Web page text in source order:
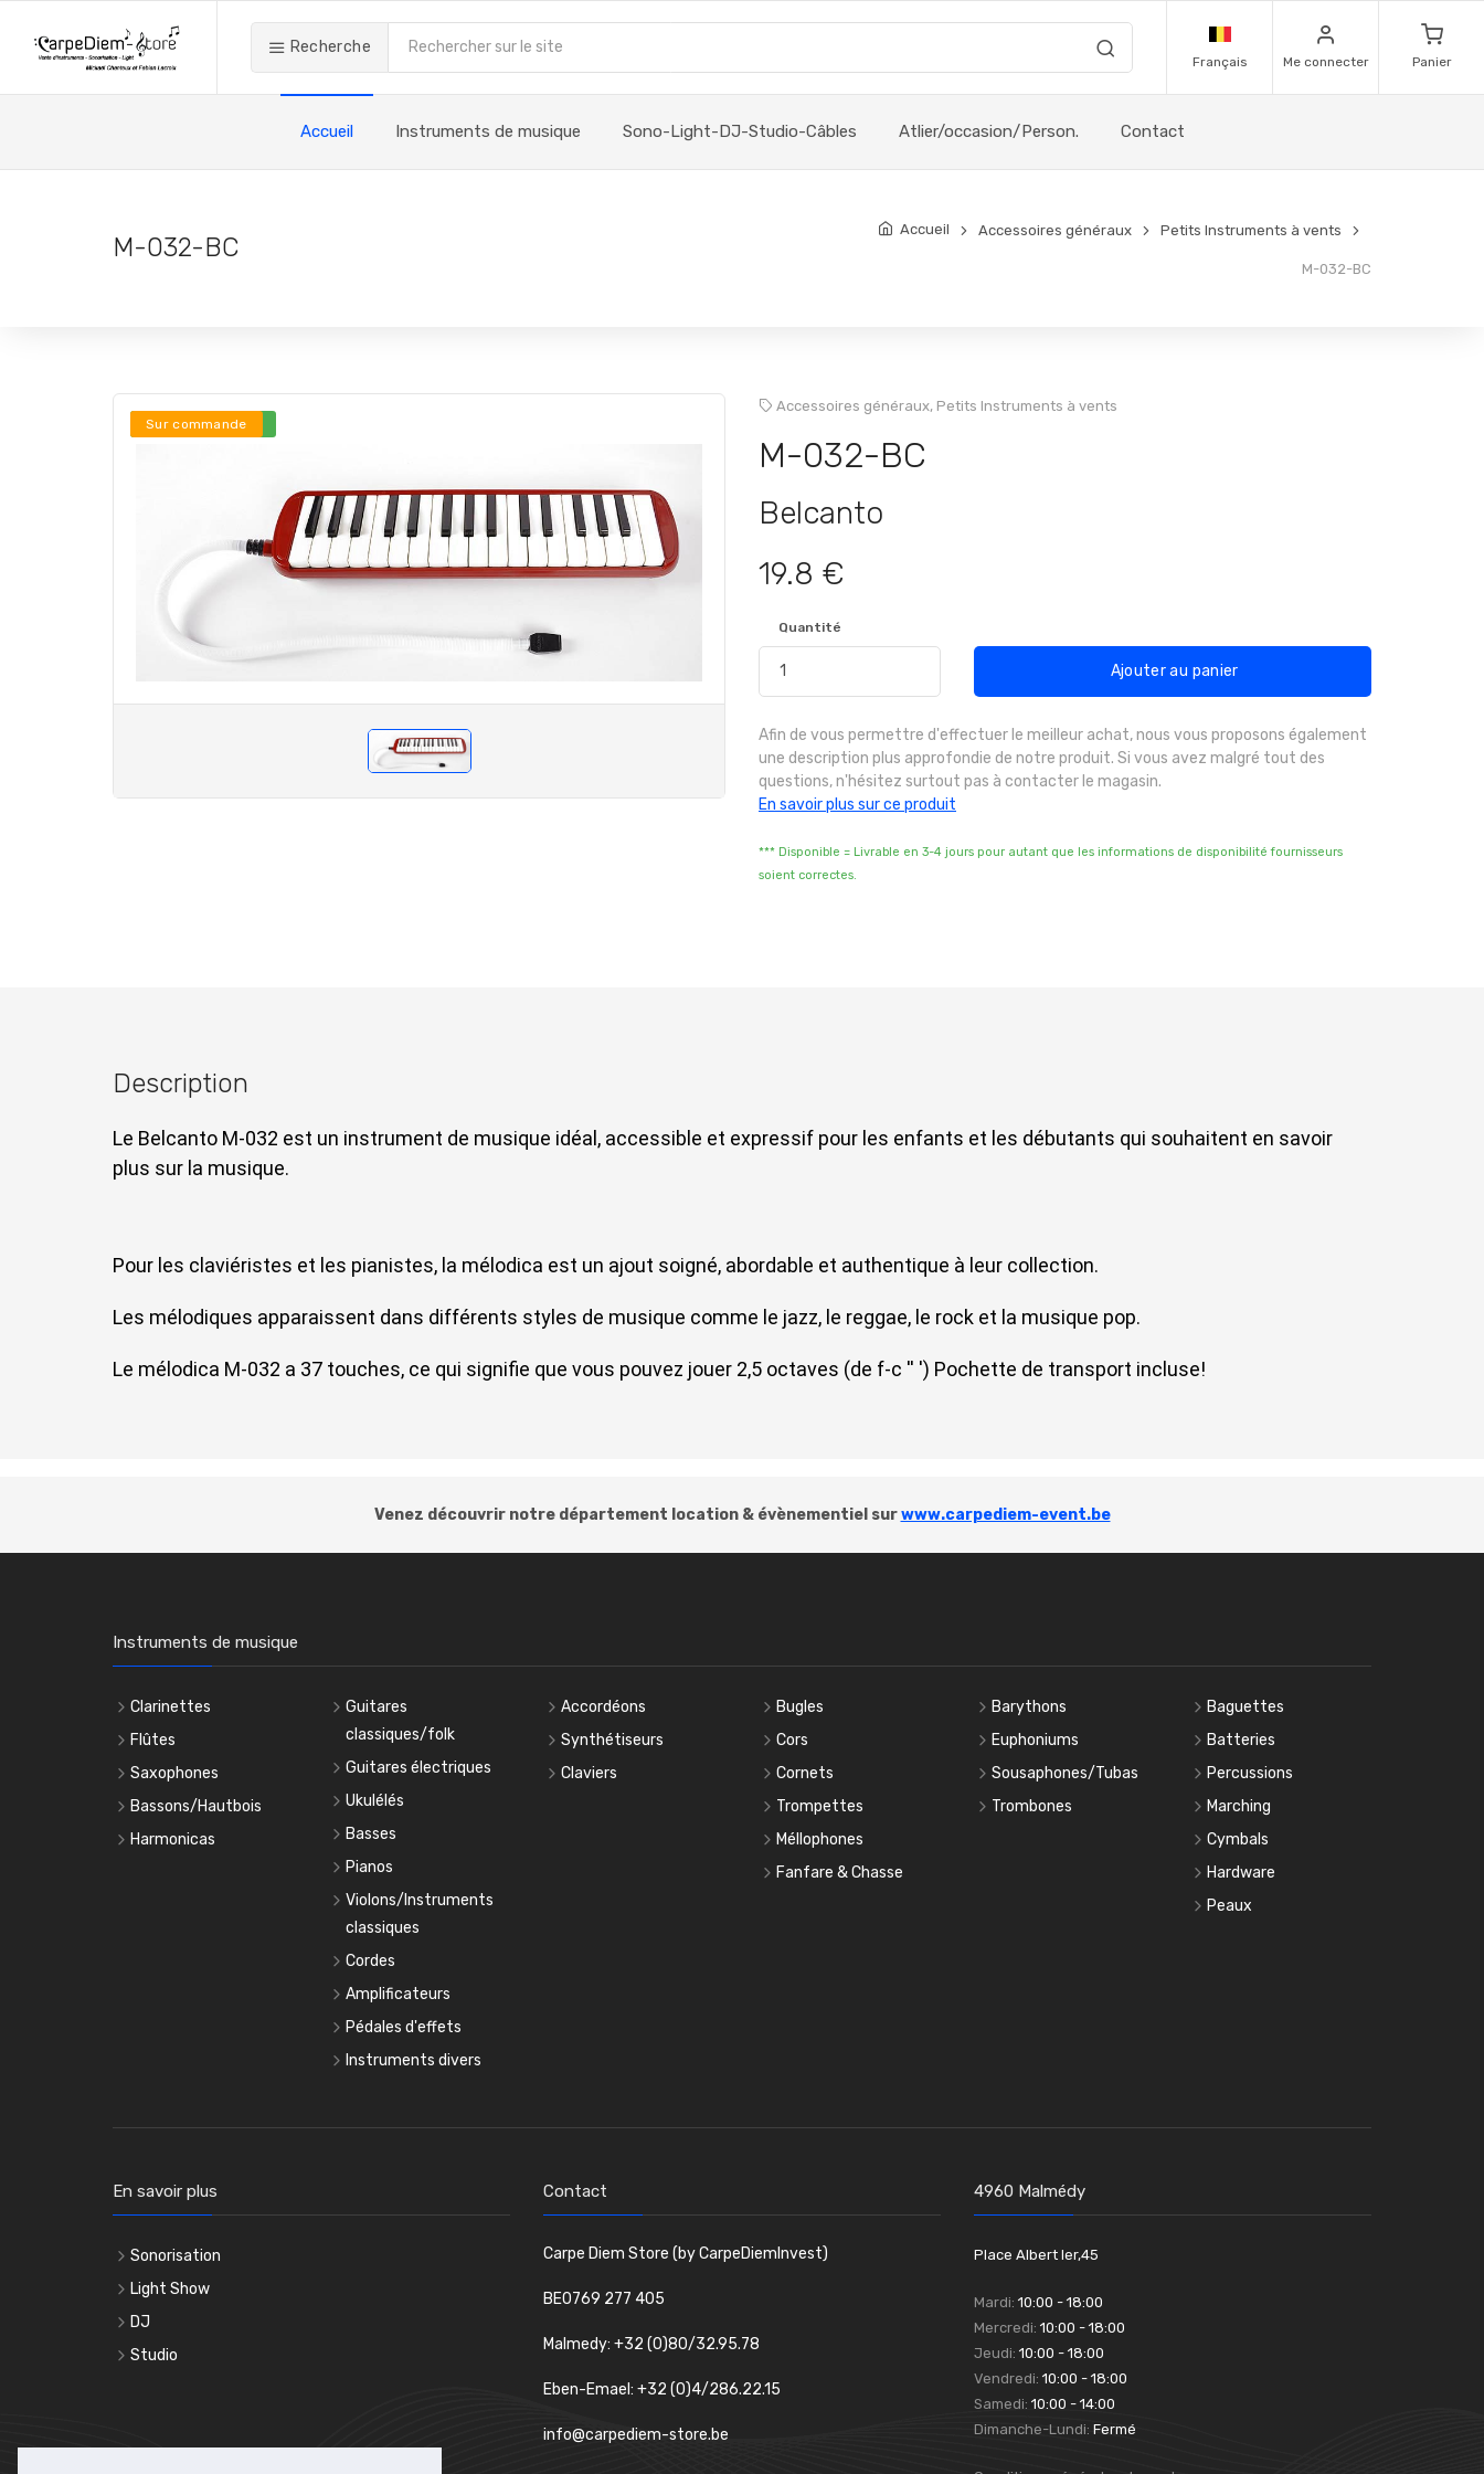
Recherche
Français Me connecter Panier
Accueil Instruments de musique Sono-Light-DJ-Studio-Câbles Atlier/occasion/Person. Contact
M-032-BC
Accueil Accessoires généraux Petits Instruments à vents
M-032-BC
Stock en ligne ***
Sur commande
Accessoires généraux, Petits Instruments à vents
M-032-BC
Belcanto
19.8 €
Quantité
Ajouter au panier
Afin de vous permettre d'effectuer le meilleur achat, nous vous proposons également
une description plus approfondie de notre produit. Si vous avez malgré tout des
questions, n'hésitez surtout pas à contacter le magasin.
En savoir plus sur ce produit
*** Disponible = Livrable en 3-4 jours pour autant que les informations de disponibilité fournisseurs
soient correctes.
Description
Le Belcanto M-032 est un instrument de musique idéal, accessible et expressif pour les enfants et les débutants qui souhaitent en savoir
plus sur la musique.
Pour les claviéristes et les pianistes, la mélodica est un ajout soigné, abordable et authentique à leur collection.
Les mélodiques apparaissent dans différents styles de musique comme le jazz, le reggae, le rock et la musique pop.
Le mélodica M-032 a 37 touches, ce qui signifie que vous pouvez jouer 2,5 octaves (de f-c '' ') Pochette de transport incluse!
Venez découvrir notre département location & évènementiel surwww.carpediem-event.be
Instruments de musique
Clarinettes
Flûtes
Saxophones
Bassons/Hautbois
Harmonicas
Guitares
classiques/folk
Guitares électriques
Ukulélés
Basses
Pianos
Violons/Instruments
classiques
Cordes
Amplificateurs
Pédales d'effets
Instruments divers
Accordéons
Synthétiseurs
Claviers
Bugles
Cors
Cornets
Trompettes
Méllophones
Fanfare & Chasse
Barythons
Euphoniums
Sousaphones/Tubas
Trombones
Baguettes
Batteries
Percussions
Marching
Cymbals
Hardware
Peaux
En savoir plus
Sonorisation
Light Show
DJ
Studio
Contact
Carpe Diem Store (by CarpeDiemInvest)
BE0769 277 405
Malmedy: +32 (0)80/32.95.78
Eben-Emael: +32 (0)4/286.22.15
info@carpediem-store.be
4960 Malmédy
Place Albert Ier,45
Mardi: 10:00 - 18:00
Mercredi: 10:00 - 18:00
Jeudi: 10:00 - 18:00
Vendredi: 10:00 - 18:00
Samedi: 10:00 - 14:00
Dimanche-Lundi: Fermé